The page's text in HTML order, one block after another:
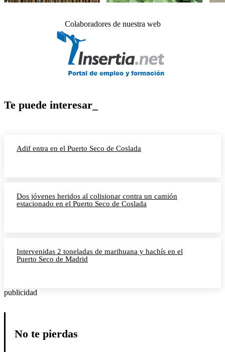
Colaboradores de nuestra web
Te puede interesar_
Adif entra en el Puerto Seco de Coslada
Dos jóvenes heridos al colisionar contra un camión
estacionado en el Puerto Seco de Coslada
Intervenidas 2 toneladas de marihuana y hachís en el
Puerto Seco de Madrid
publicidad
No te pierdas